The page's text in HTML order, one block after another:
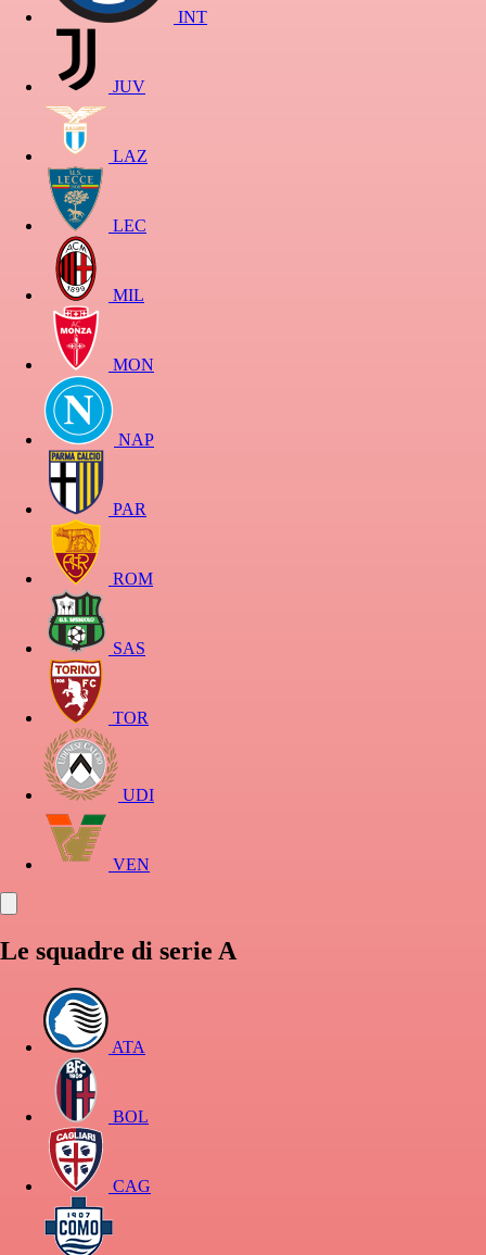
INT
JUV
LAZ
LEC
MIL
MON
NAP
PAR
ROM
SAS
TOR
UDI
VEN
Le squadre di serie A
ATA
BOL
CAG